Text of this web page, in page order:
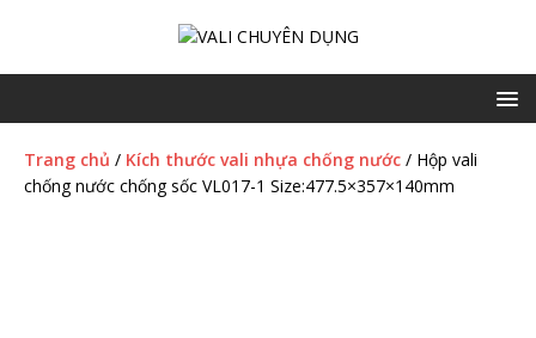
Trang chủ / Kích thước vali nhựa chống nước / Hộp vali
chống nước chống sốc VL017-1 Size:477.5×357×140mm